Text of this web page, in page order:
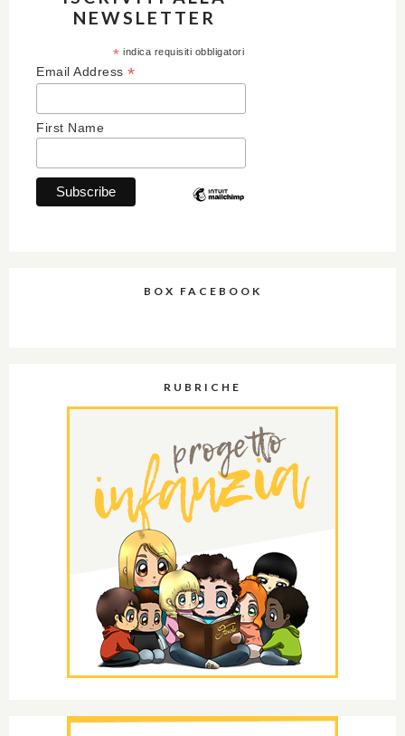
NEWSLETTER
* indica requisiti obbligatori
Email Address *
First Name
BOX FACEBOOK
RUBRICHE